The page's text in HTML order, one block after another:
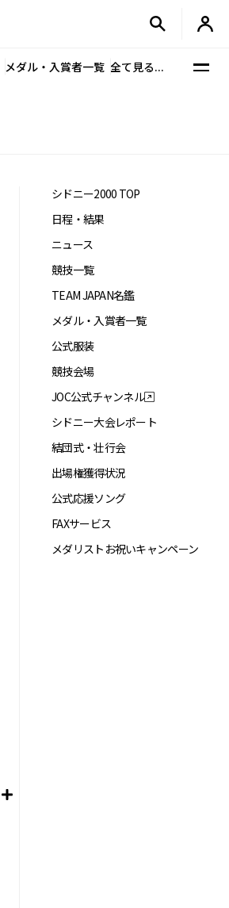
メダル・入賞者一覧 全て見る...
シドニー2000 TOP
日程・結果
ニュース
競技一覧
TEAM JAPAN名鑑
メダル・入賞者一覧
公式服装
競技会場
JOC公式チャンネル
シドニー大会レポート
結団式・壮行会
出場権獲得状況
公式応援ソング
FAXサービス
メダリストお祝いキャンペーン